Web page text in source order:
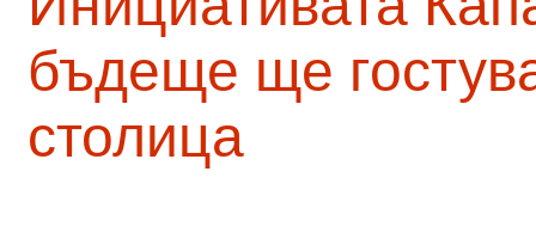
бъдеще ще
столица